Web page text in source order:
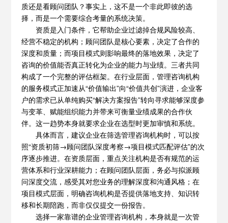
质还是看顾问团队？事实上，这不是一个非此即彼的选
择，而是一个需要综合考量的系统决策。
资质是入门条件，它帮助企业过滤掉合规风险较高、
经营不稳定的机构；顾问团队是核心要素，决定了合作的
深度和质量；而项目模式则影响最终的落地效果，决定了
咨询的价值能否真正转化为企业的能力与业绩。三者共同
构成了一个完整的评估框架。在行业层面，管理咨询机构
的服务模式正加速从“价值输出”向“价值共创”演进，企业客
户的需求已从单纯购买“解决方案报告”转向寻求能够深度参
与变革、赋能组织能力并带来可衡量业绩成果的合作伙
伴。这一趋势本身就要求企业在选型时更加审慎和系统。
具体而言，建议企业在筛选管理咨询机构时，可以按
照“资质初筛→顾问团队深度考察→项目模式匹配评估”的次
序逐步推进。在资质层面，重点关注机构是否有规范的运
营体系和行业深耕能力；在顾问团队层面，务必与拟派顾
问深度交流，感受其对您业务的理解深度和沟通风格；在
项目模式层面，明确咨询机构是否提供落地支持、知识转
移和长期陪跑，而非仅仅提交一份报告。
选择一家靠谱的企业管理咨询机构，本身就是一次管